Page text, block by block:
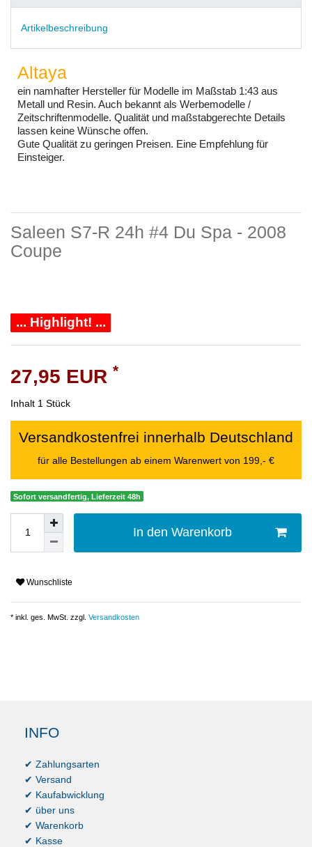
Artikelbeschreibung
Altaya
ein namhafter Hersteller für Modelle im Maßstab 1:43 aus
Metall und Resin. Auch bekannt als Werbemodelle /
Zeitschriftenmodelle. Qualität und maßstabgerechte Details
lassen keine Wünsche offen.
Gute Qualität zu geringen Preisen. Eine Empfehlung für
Einsteiger.
Saleen S7-R 24h #4 Du Spa - 2008
Coupe
... Highlight! ...
27,95 EUR *
Inhalt 1 Stück
Versandkostenfrei innerhalb Deutschland
für alle Bestellungen ab einem Warenwert von 199,- €
Sofort versandfertig, Lieferzeit 48h
In den Warenkorb
Wunschliste
* inkl. ges. MwSt. zzgl. Versandkosten
INFO
✔ Zahlungsarten
✔ Versand
✔ Kaufabwicklung
✔ über uns
✔ Warenkorb
✔ Kasse